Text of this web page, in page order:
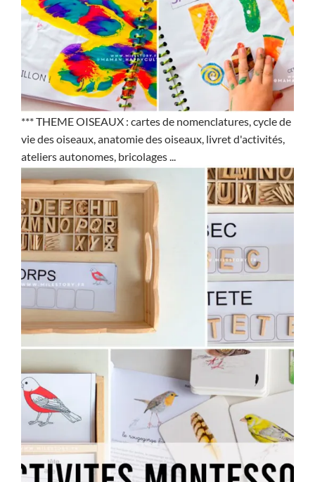
*** THEME OISEAUX : cartes de nomenclatures, cycle de
vie des oiseaux, anatomie des oiseaux, livret d'activités,
ateliers autonomes, bricolages ...